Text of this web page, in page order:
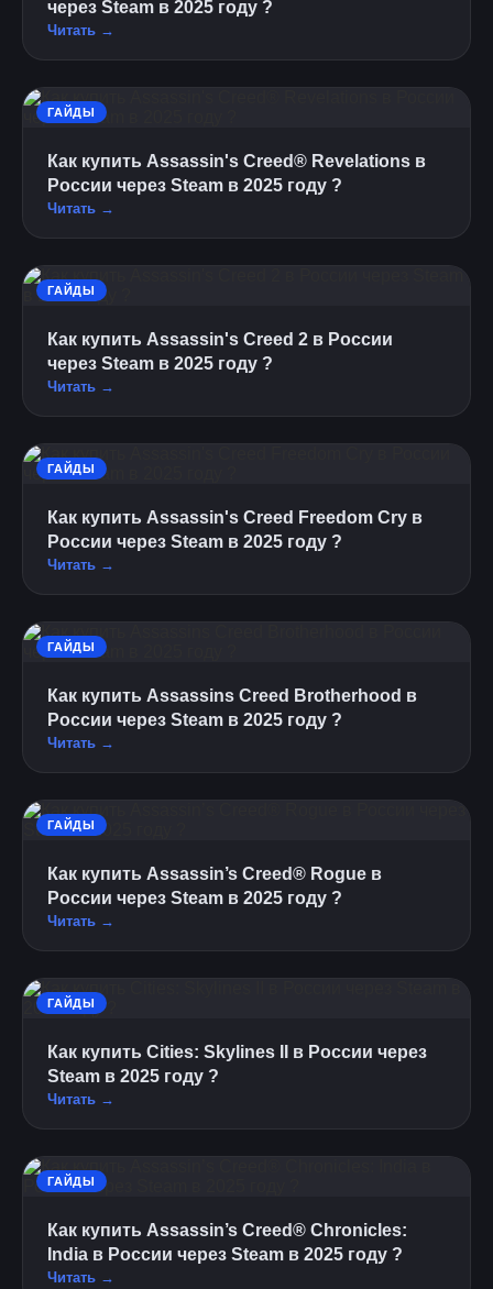
через Steam в 2025 году ?
Читать →
ГАЙДЫ
Как купить Assassin's Creed® Revelations в
России через Steam в 2025 году ?
Читать →
ГАЙДЫ
Как купить Assassin's Creed 2 в России
через Steam в 2025 году ?
Читать →
ГАЙДЫ
Как купить Assassin's Creed Freedom Cry в
России через Steam в 2025 году ?
Читать →
ГАЙДЫ
Как купить Assassins Creed Brotherhood в
России через Steam в 2025 году ?
Читать →
ГАЙДЫ
Как купить Assassin’s Creed® Rogue в
России через Steam в 2025 году ?
Читать →
ГАЙДЫ
Как купить Cities: Skylines II в России через
Steam в 2025 году ?
Читать →
ГАЙДЫ
Как купить Assassin’s Creed® Chronicles:
India в России через Steam в 2025 году ?
Читать →